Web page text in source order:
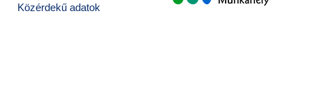
Közérdekű adatok